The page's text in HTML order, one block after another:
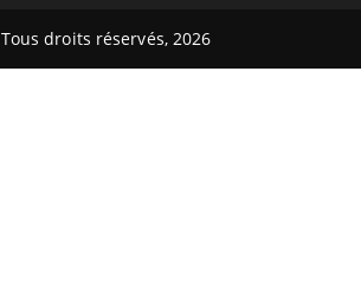
Tous droits réservés, 2026